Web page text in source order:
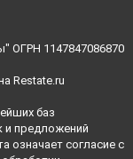
ОГРН 1147847086870
Restate.ru
баз
и предложений
означает согласие с